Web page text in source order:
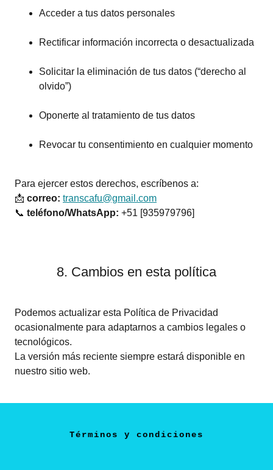
Acceder a tus datos personales
Rectificar información incorrecta o desactualizada
Solicitar la eliminación de tus datos (“derecho al
olvido”)
Oponerte al tratamiento de tus datos
Revocar tu consentimiento en cualquier momento
Para ejercer estos derechos, escríbenos a:
📩 correo: transcafu@gmail.com
📞 teléfono/WhatsApp: +51 [935979796]
8. Cambios en esta política
Podemos actualizar esta Política de Privacidad
ocasionalmente para adaptarnos a cambios legales o
tecnológicos.
La versión más reciente siempre estará disponible en
nuestro sitio web.
Términos y condiciones